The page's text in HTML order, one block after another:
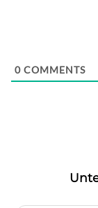
0 COMMENTS